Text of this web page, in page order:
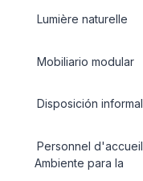
Lumière naturelle
Mobiliario modular
Disposición informal
Personnel d'accueil
Ambiente para la